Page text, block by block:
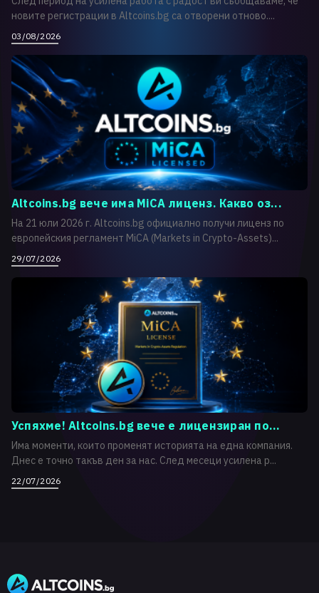
новите регистрации в Altcoins.bg са отворени отново....
03/08/2026
Altcoins.bg вече има MiCA лиценз. Какво оз...
На 21 юли 2026 г. Altcoins.bg официално получи лиценз по
европейския регламент MiCA (Markets in Crypto-Assets)...
29/07/2026
Успяхме! Altcoins.bg вече е лицензиран по...
Има моменти, които променят историята на една компания.
Днес е точно такъв ден за нас. След месеци усилена р...
22/07/2026